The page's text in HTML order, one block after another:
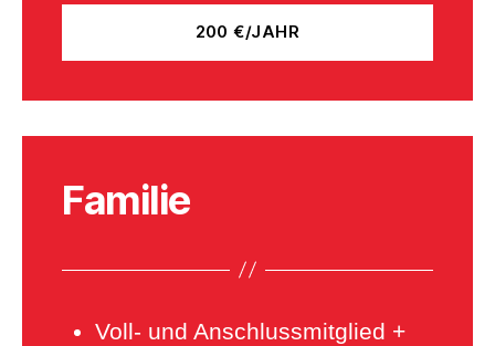
200 €/JAHR
Familie
Voll- und Anschlussmitglied +